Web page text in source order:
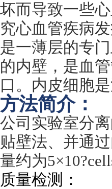
坏而导致一些
究心血管疾病
是一薄层的专
的内壁，是血
口。内皮细胞
方法简介：
公司实验室分
贴壁法、并通
量约为5×
质量检测：